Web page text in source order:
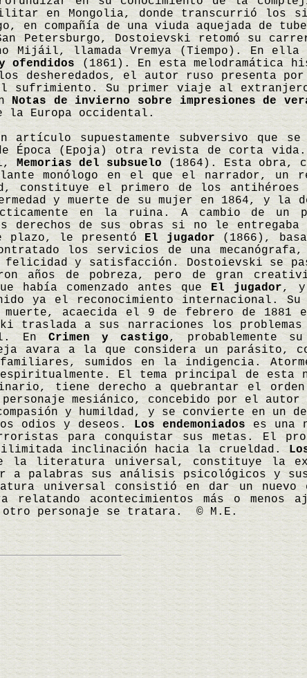
en Mongolia, donde transcurrió los
en compañía de una viuda aquejada de
Petersburgo, Dostoievski retomó su
Mijáil, llamada Vremya (Tiempo). En
ofendidos (1861). En esta melodramática
desheredados, el autor ruso presenta
Su primer viaje al extranjero,
Notas de invierno sobre impresiones de
la Europa occidental.
supuestamente subversivo que
Época (Epoja) otra revista de corta
Memorias del subsuelo (1864). Esta obra,
monólogo en el que el narrador,
constituye el primero de los
y muerte de su mujer en 1864, y la
en la ruina. A cambio de un
derechos de sus obras si no le entregaba
plazo, le presentóEl jugador(1866),
los servicios de una
felicidad y satisfacción. Dostoievski se
años de pobreza, pero de gran
había comenzado antes que El jugador,
ya el reconocimiento internacional.
acaecida el 9 de febrero de 1881
traslada a sus narraciones los
En Crimen y castigo, probablemente
avara a la que considera un
sumidos en la indigencia.
El tema principal de
tiene derecho a quebrantar el
mesiánico, concebido por el autor
y humildad, y se convierte en un
odios y deseos. Los endemoniados es una
para conquistar sus metas. El
ilimitada inclinación hacia la crueldad.
la literatura universal, constituye la
a palabras sus análisis psicológicos y
universal consistió en dar un
acontecimientos más o menos
otro personaje se tratara. © M.E.